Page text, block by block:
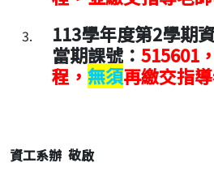
113學年度第2學期
當期課號： 515601，
程 ， 無須再繳交指
資工系辦 敬啟